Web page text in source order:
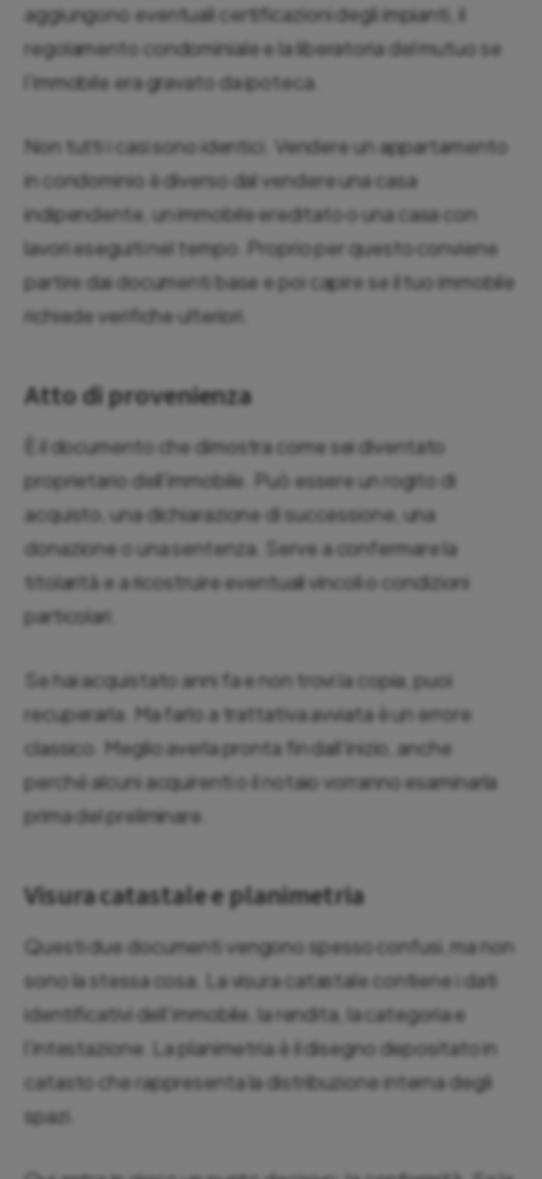
aggiungono eventuali certificazioni degli impianti, il
regolamento condominiale e la liberatoria del mutuo se
l’immobile era gravato da ipoteca.
Non tutti i casi sono identici. Vendere un appartamento
in condominio è diverso dal vendere una casa
indipendente, un immobile ereditato o una casa con
lavori eseguiti nel tempo. Proprio per questo conviene
partire dai documenti base e poi capire se il tuo immobile
richiede verifiche ulteriori.
Atto di provenienza
È il documento che dimostra come sei diventato
proprietario dell’immobile. Può essere un rogito di
acquisto, una dichiarazione di successione, una
donazione o una sentenza. Serve a confermare la
titolarità e a ricostruire eventuali vincoli o condizioni
particolari.
Se hai acquistato anni fa e non trovi la copia, puoi
recuperarla. Ma farlo a trattativa avviata è un errore
classico. Meglio averla pronta fin dall’inizio, anche
perché alcuni acquirenti o il notaio vorranno esaminarla
prima del preliminare.
Visura catastale e planimetria
Questi due documenti vengono spesso confusi, ma non
sono la stessa cosa. La visura catastale contiene i dati
identificativi dell’immobile, la rendita, la categoria e
l’intestazione. La planimetria è il disegno depositato in
catasto che rappresenta la distribuzione interna degli
spazi.